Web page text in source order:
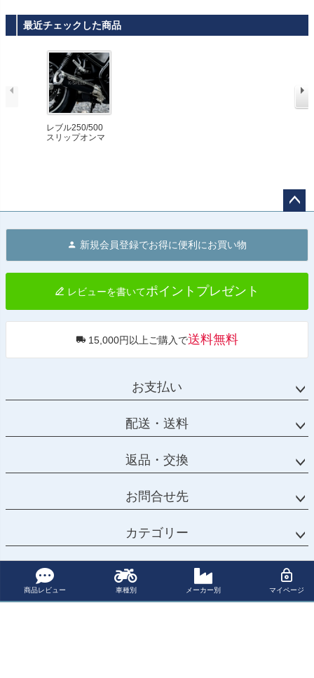
商品レビュー 車種別 メーカー別 マイページ
最近チェックした商品
レブル250/500
スリップオンマ
へ
新規会員登録でお得に便利にお買い物
レビューを書いてポイントプレゼント
15,000円以上ご購入で送料無料
お支払い
配送・送料
返品・交換
お問合せ先
カテゴリー
マイページ
サポート